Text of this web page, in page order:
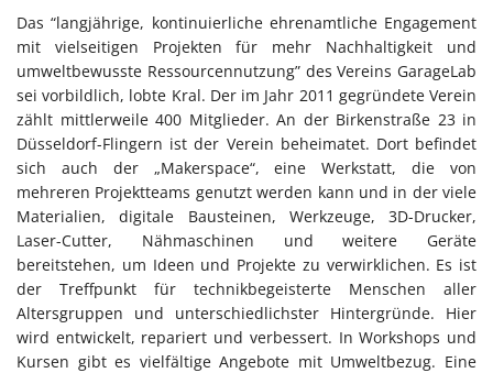
Das “langjährige, kontinuierliche ehrenamtliche Engagement
mit vielseitigen Projekten für mehr Nachhaltigkeit und
umweltbewusste Ressourcennutzung” des Vereins GarageLab
sei vorbildlich, lobte Kral. Der im Jahr 2011 gegründete Verein
zählt mittlerweile 400 Mitglieder. An der Birkenstraße 23 in
Düsseldorf-Flingern ist der Verein beheimatet. Dort befindet
sich auch der „Makerspace“, eine Werkstatt, die von
mehreren Projektteams genutzt werden kann und in der viele
Materialien, digitale Bausteinen, Werkzeuge, 3D-Drucker,
Laser-Cutter, Nähmaschinen und weitere Geräte
bereitstehen, um Ideen und Projekte zu verwirklichen. Es ist
der Treffpunkt für technikbegeisterte Menschen aller
Altersgruppen und unterschiedlichster Hintergründe. Hier
wird entwickelt, repariert und verbessert. In Workshops und
Kursen gibt es vielfältige Angebote mit Umweltbezug. Eine